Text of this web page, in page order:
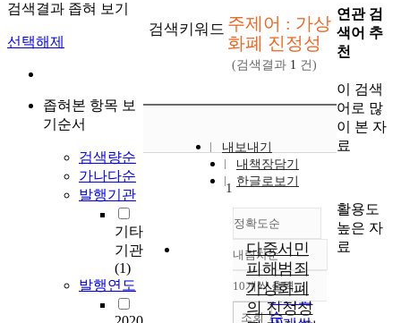
검색결과 좁혀 보기
선택해제
좁혀본 항목 보
기순서
검색량순
가나다순
발행기관
기타
기관
(1)
발행연도
검색키워드 주제어 : 가상
화폐 진정성
(검색결과 1 건)
내보내기
내책장담기
한글로보기
정확도순
정확도
순
인기도
순
내림차순
내림차순
10개씩 출력
조회
1
다중서민
피해범죄
가상화폐
의 진정성
연관 검
색어 추
천
이 검색
어로 많
이 본 자
료
활용도
높은 자
료